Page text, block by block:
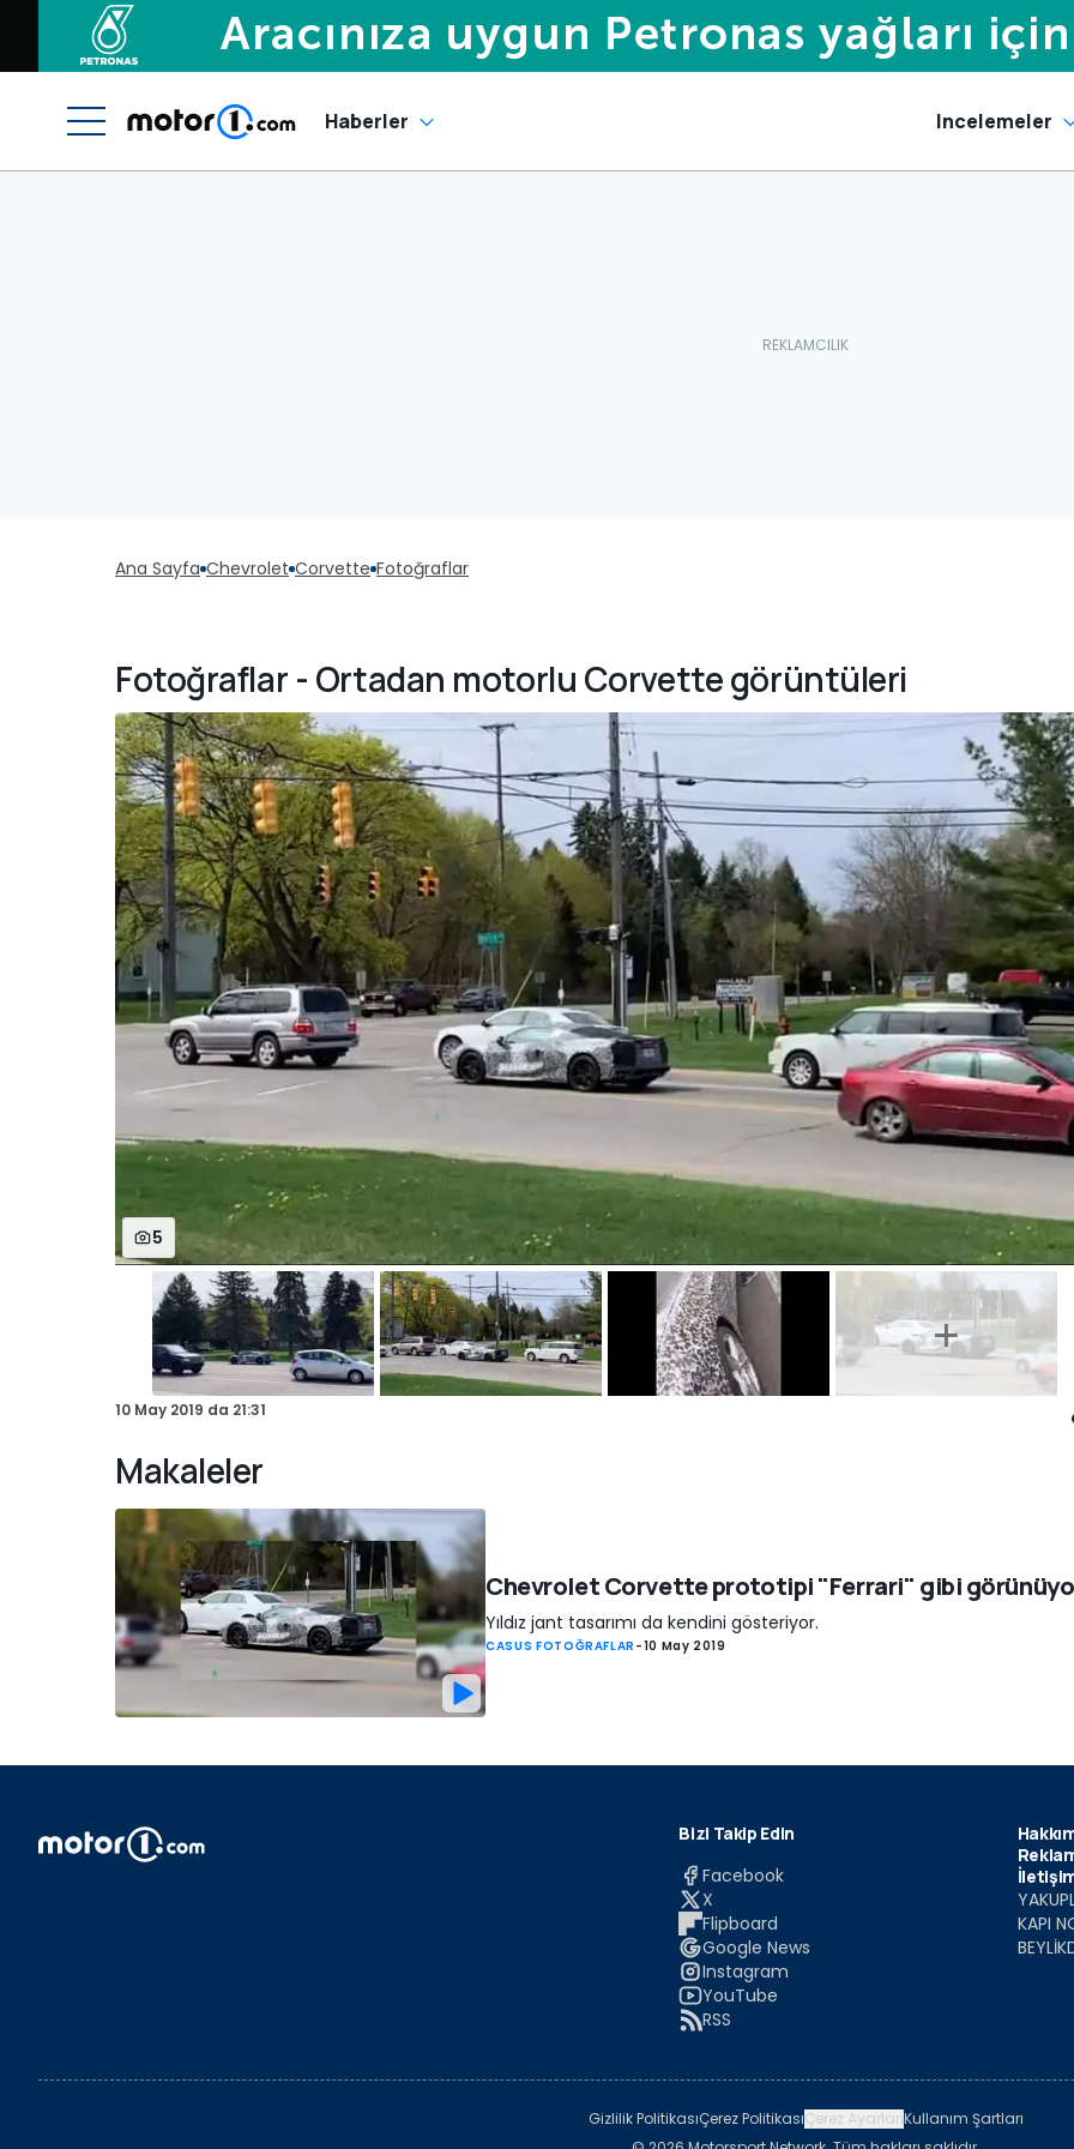
Haberler Incelemeler
Ana Sayfa Chevrolet Corvette Fotoğraflar
Fotoğraflar - Ortadan motorlu Corvette görüntüleri
5
10 May 2019 da 21:31
Makaleler
Chevrolet Corvette prototipi "Ferrari" gibi
Yıldız jant tasarımı da kendini gösteriyor.
CASUS FOTOĞRAFLAR -10 May 2019
Bizi Takip Edin
Facebook
X
Flipboard
Google News
Instagram
YouTube
RSS
KAPI
Gizlilik PolitikasıÇerez PolitikasıÇerez AyarlarıKullanım Şartları